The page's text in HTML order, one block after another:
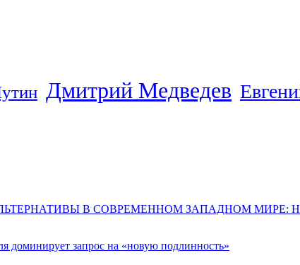
Дмитрий Медведев
В СОВРЕМЕННОМ ЗАПАДНОМ
доминирует запрос на «новую подлинность»